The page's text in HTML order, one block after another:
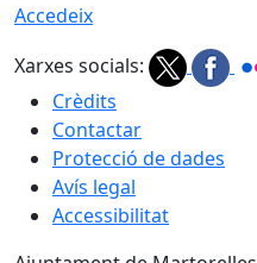
Accedeix
Xarxes socials:
Crèdits
Contactar
Protecció de dades
Avís legal
Accessibilitat